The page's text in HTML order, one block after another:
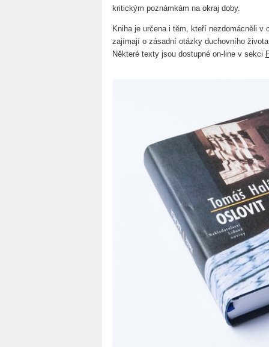
kritickým poznámkám na okraj doby.
Kniha je určena i těm, kteří nezdomácněli
zajímají o zásadní otázky duchovního
Některé texty jsou dostupné on-line v sekci